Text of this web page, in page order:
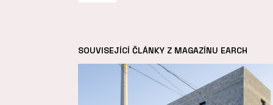
SOUVISEJÍCÍ ČLÁNKY Z MAGAZÍNU EARCH